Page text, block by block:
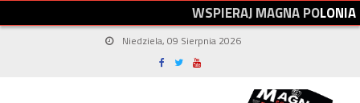
WSPIERAJMAGNAPOLONIA
Niedziela, 09 Sierpnia 2026